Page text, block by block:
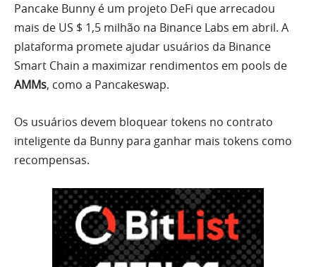
Pancake Bunny é um projeto DeFi que arrecadou
mais de US $ 1,5 milhão na Binance Labs em abril. A
plataforma promete ajudar usuários da Binance
Smart Chain a maximizar rendimentos em pools de
AMMs, como a Pancakeswap.
Os usuários devem bloquear tokens no contrato
inteligente da Bunny para ganhar mais tokens como
recompensas.